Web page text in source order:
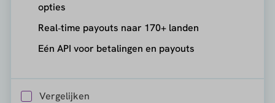
opties
Real‑time payouts naar 170+ landen
Eén API voor betalingen en payouts
Vergelijken